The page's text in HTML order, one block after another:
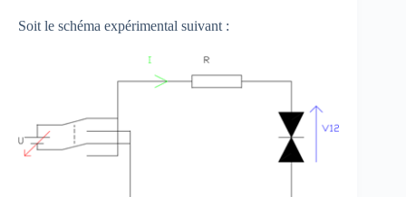
Soit le schéma expérimental suivant :